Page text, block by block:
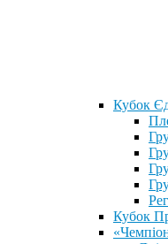
Кубок
Кубок